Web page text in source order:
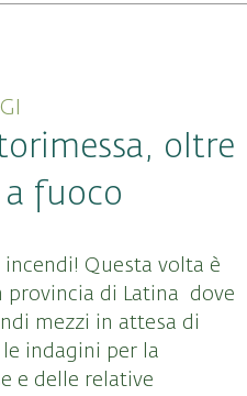
oltre
fuoco
incendi! Questa volta è
provincia di Latina dove
mezzi in attesa di
indagini per la
e delle relative